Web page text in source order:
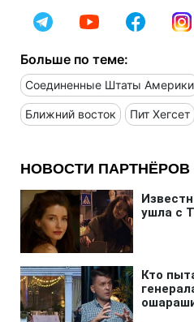
Больше по теме:
Соединенные Штаты Америки
Ближний восток Пит Хегсет